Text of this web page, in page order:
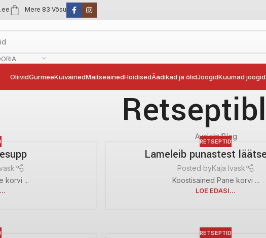
Mere 83 Võsu
OliividGurmeeKuivainedMaitseainedHoidisedÄädikad ja õlidJoogidKuumad joogid
Avaleht Blog
korvi ...
RETSEPTID
Lameleib punastest
Posted byKaja Ivask
Koostisained Pane korvi ...
LOE EDASI...
RETSEPTID